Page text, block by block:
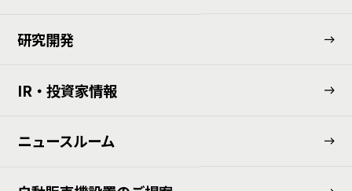
研究開発
IR・投資家情報
ニュースルーム